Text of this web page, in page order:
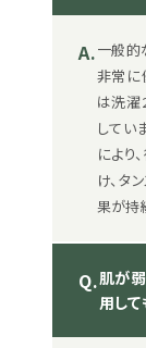
A.一般的
非常に
は洗
してい
により
け、タ
果が持
Q.肌が
用し